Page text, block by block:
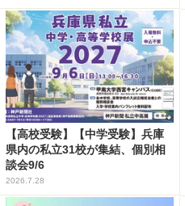
【高校受験】【中学受験】兵庫
県内の私立31校が集結、個別相
談会9/6
2026.7.28